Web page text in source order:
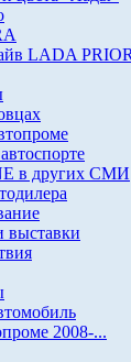
LADA
в других СМИ
выставки
2008-...